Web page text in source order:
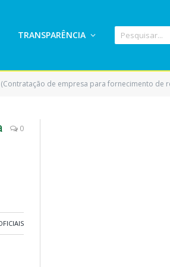
TRANSPARÊNCIA
gás liquefeito de petróleo – glp envasado em botijão de 13kg (refil), carga de gás com botijão e fornecimento de água
0